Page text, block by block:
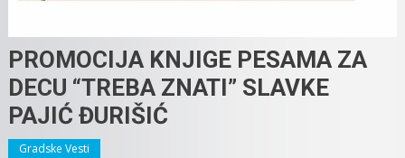
PROMOCIJA KNJIGE PESAMA ZA
DECU “TREBA ZNATI” SLAVKE
PAJIĆ ĐURIŠIĆ
Gradske Vesti